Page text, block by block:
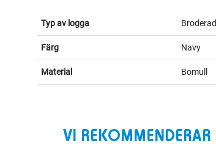
Typ av logga Broderad
Färg Navy
Material Bomull
VI REKOMMENDERAR